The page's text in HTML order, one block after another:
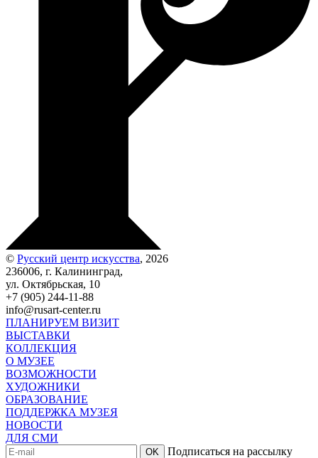
© Русский центр искусства, 2026
236006, г. Калининград,
ул. Октябрьская, 10
+7 (905) 244-11-88
info@rusart-center.ru
ПЛАНИРУЕМ ВИЗИТ
ВЫСТАВКИ
КОЛЛЕКЦИЯ
О МУЗЕЕ
ВОЗМОЖНОСТИ
ХУДОЖНИКИ
ОБРАЗОВАНИЕ
ПОДДЕРЖКА МУЗЕЯ
НОВОСТИ
ДЛЯ СМИ
OK Подписаться на рассылку